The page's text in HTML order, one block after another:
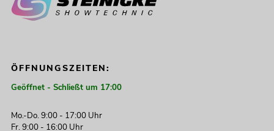
ÖFFNUNGSZEITEN:
Geöffnet - Schließt um 17:00
Mo.-Do. 9:00 - 17:00 Uhr
Fr. 9:00 - 16:00 Uhr